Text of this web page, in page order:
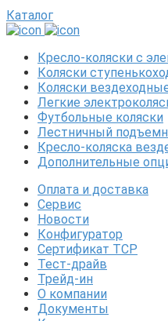
Каталог
Кресло-коляски с
Коляски
Коляски
Легкие
Футбольные коляски
Лестничный
Кресло-коляска
Дополнительные
Оплата и доставка
Сервис
Новости
Конфигуратор
Сертификат ТСР
Тест-драйв
Трейд-ин
О компании
Документы